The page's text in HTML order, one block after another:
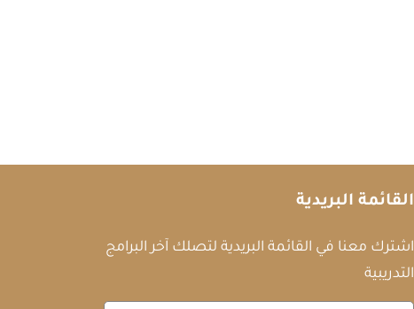
القائمة البريدية
اشترك معنا في القائمة البريدية لتصلك آخر البرامج
التدريبية